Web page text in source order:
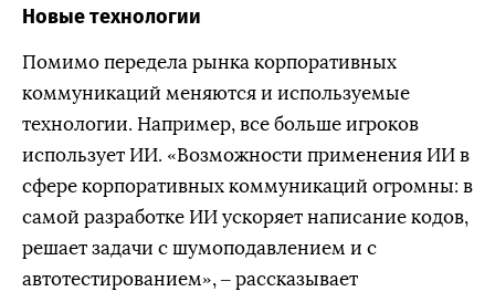
Новые технологии
Помимо передела рынка корпоративных
коммуникаций меняются и используемые
технологии. Например, все больше игроков
использует ИИ. «Возможности применения ИИ в
сфере корпоративных коммуникаций огромны: в
самой разработке ИИ ускоряет написание кодов,
решает задачи с шумоподавлением и с
автотестированием», – рассказывает